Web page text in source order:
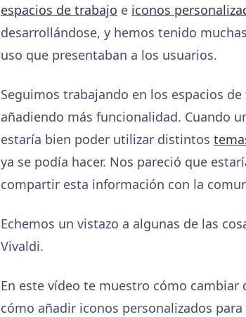
espacios de trabajo e iconos
desarrollándose, y hemos tenido
uso que presentaban a los usuarios.
Seguimos trabajando en los espacios
añadiendo más funcionalidad. Cuando
estaría bien poder utilizar distintos
ya se podía hacer. Nos pareció que
compartir esta información con la
Echemos un vistazo a algunas de las
Vivaldi.
En este vídeo te muestro cómo
cómo añadir iconos personalizados